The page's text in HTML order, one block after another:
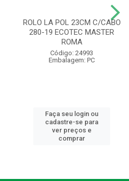
ROLO LA POL 23CM C/CABO
280-19 ECOTEC MASTER
ROMA
Código: 24993
Embalagem: PC
Faça seu login ou
cadastre-se para
ver preços e
comprar